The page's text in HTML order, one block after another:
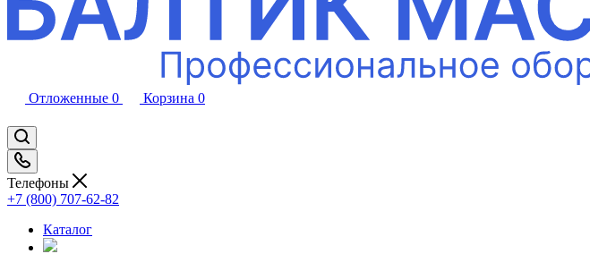
Отложенные 0 Корзина 0
Телефоны
+7 (800) 707-62-82
Каталог